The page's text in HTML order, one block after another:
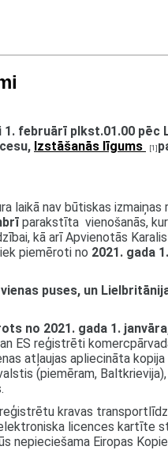
februārī​ plkst.01.00
Izstāšanās līgums [1]
laikā nav būtiskas izmaiņas
parakstīta vienošanās,
kā arī Apvienotās
piemēroti no 2021. gada
puses, un
no 2021. gada 1.
ES reģistrēti
atļaujas apliecināta
(piemēram,
kravas
licences kartīte
Eiropas